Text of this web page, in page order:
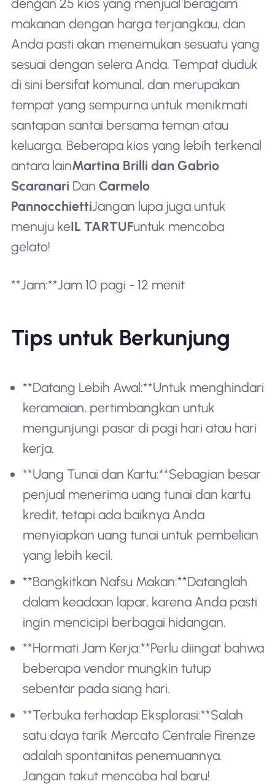
dengan 25 kios yang menjual beragam
makanan dengan harga terjangkau, dan
Anda pasti akan menemukan sesuatu yang
sesuai dengan selera Anda. Tempat duduk
di sini bersifat komunal, dan merupakan
tempat yang sempurna untuk menikmati
santapan santai bersama teman atau
keluarga. Beberapa kios yang lebih terkenal
antara lainMartina Brilli dan Gabrio
Scaranari Dan Carmelo
PannocchiettiJangan lupa juga untuk
menuju keIL TARTUFuntuk mencoba
gelato!
**Jam:**Jam 10 pagi - 12 menit
Tips untuk Berkunjung
**Datang Lebih Awal:**Untuk menghindari
keramaian, pertimbangkan untuk
mengunjungi pasar di pagi hari atau hari
kerja.
**Uang Tunai dan Kartu:**Sebagian besar
penjual menerima uang tunai dan kartu
kredit, tetapi ada baiknya Anda
menyiapkan uang tunai untuk pembelian
yang lebih kecil.
**Bangkitkan Nafsu Makan:**Datanglah
dalam keadaan lapar, karena Anda pasti
ingin mencicipi berbagai hidangan.
**Hormati Jam Kerja:**Perlu diingat bahwa
beberapa vendor mungkin tutup
sebentar pada siang hari.
**Terbuka terhadap Eksplorasi:**Salah
satu daya tarik Mercato Centrale Firenze
adalah spontanitas penemuannya.
Jangan takut mencoba hal baru!